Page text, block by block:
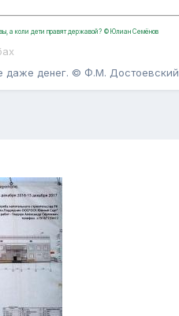
а коли дети правят державой? ©Юлиан Семёнов
денег. © Ф.М. Достоевский